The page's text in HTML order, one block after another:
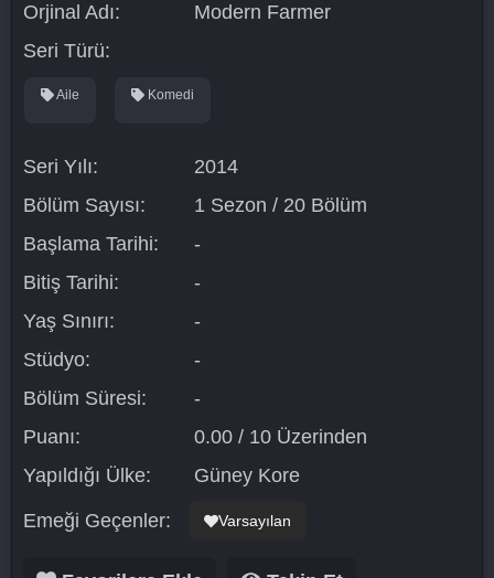
Orjinal Adı:
Modern Farmer
Seri Türü:
Aile Komedi
Seri Yılı:
2014
Bölüm Sayısı:
1 Sezon / 20 Bölüm
Başlama Tarihi:
-
Bitiş Tarihi:
-
Yaş Sınırı:
-
Stüdyo:
-
Bölüm Süresi:
-
Puanı:
0.00 / 10 Üzerinden
Yapıldığı Ülke:
Güney Kore
Emeği Geçenler: Varsayılan